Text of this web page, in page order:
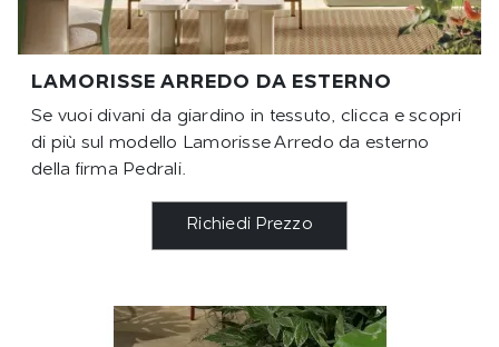
LAMORISSE ARREDO DA ESTERNO
Se vuoi divani da giardino in tessuto, clicca e scopri
di più sul modello Lamorisse Arredo da esterno
della firma Pedrali.
Richiedi Prezzo